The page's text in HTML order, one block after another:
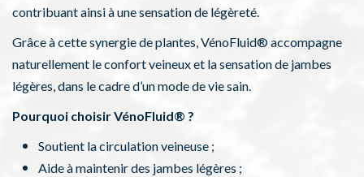
contribuant ainsi à une sensation de légèreté.
Grâce à cette synergie de plantes, VénoFluid® accompagne
naturellement le confort veineux et la sensation de jambes
légères, dans le cadre d’un mode de vie sain.
Pourquoi choisir VénoFluid® ?
Soutient la circulation veineuse ;
Aide à maintenir des jambes légères ;